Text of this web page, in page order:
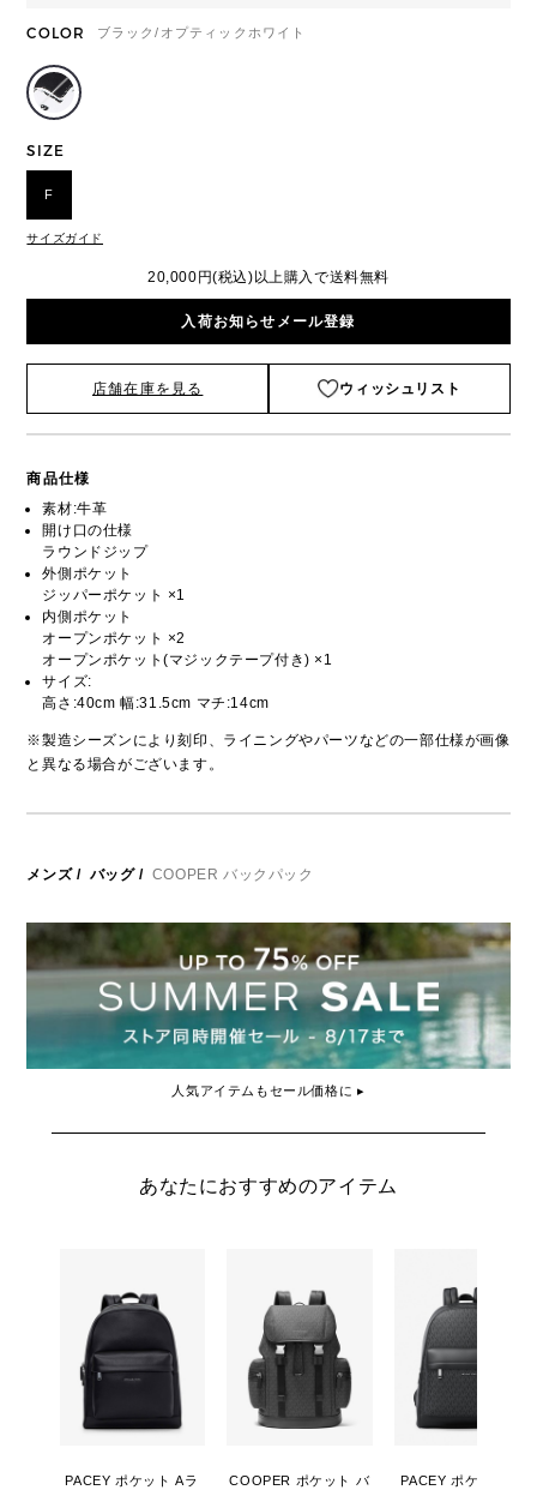
COLOR ブラック/オプティックホワイト
SIZE
F
サイズガイド
20,000円(税込)以上購入で送料無料
入荷お知らせメール登録
店舗在庫を見る ウィッシュリスト
商品仕様
素材:牛革
開け口の仕様
ラウンドジップ
外側ポケット
ジッパーポケット ×1
内側ポケット
オープンポケット ×2
オープンポケット(マジックテープ付き) ×1
サイズ:
高さ:40cm 幅:31.5cm マチ:14cm
※製造シーズンにより刻印、ライニングやパーツなどの一部仕様が画像
と異なる場合がございます。
メンズ/ バッグ/ COOPER バックパック
人気アイテムもセール価格に ▸
あなたにおすすめのアイテム
PACEY ポケット Aラ
COOPER ポケット バ
PACEY ポケット Aラ